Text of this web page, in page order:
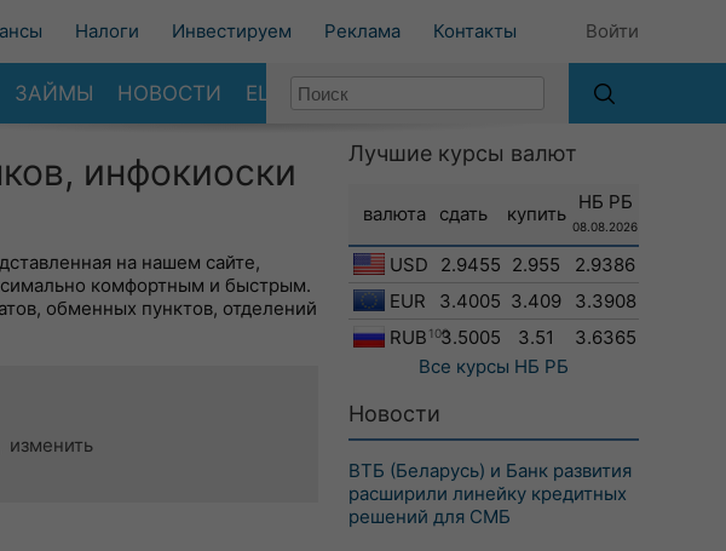
Налоги Инвестируем Реклама Контакты Войти
ЗАЙМЫ НОВОСТИ ЕЩЕ
инфокиоски
на нашем сайте,
комфортным и быстрым.
обменных пунктов, отделений
изменить
Лучшие курсы валют
валюта сдать купить
НБ РБ
08.08.2026
USD 2.9455 2.955
2.9386
EUR
3.4005 3.409
3.3908
RUB 1003.5005 3.51
3.6365
Все курсы НБ РБ
Новости
ВТБ (Беларусь) и Банк развития
расширили линейку кредитных
решений для СМБ